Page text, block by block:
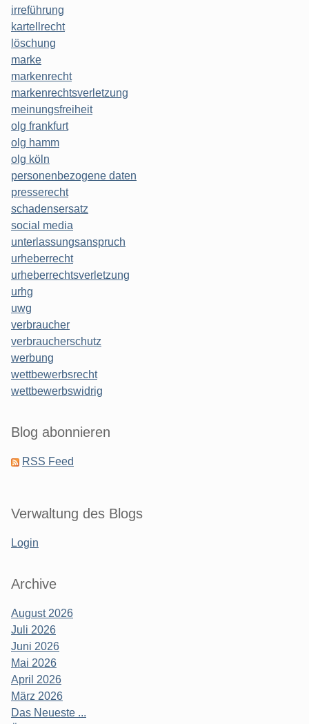
irreführung
kartellrecht
löschung
marke
markenrecht
markenrechtsverletzung
meinungsfreiheit
olg frankfurt
olg hamm
olg köln
personenbezogene daten
presserecht
schadensersatz
social media
unterlassungsanspruch
urheberrecht
urheberrechtsverletzung
urhg
uwg
verbraucher
verbraucherschutz
werbung
wettbewerbsrecht
wettbewerbswidrig
Blog abonnieren
RSS Feed
Verwaltung des Blogs
Login
Archive
August 2026
Juli 2026
Juni 2026
Mai 2026
April 2026
März 2026
Das Neueste ...